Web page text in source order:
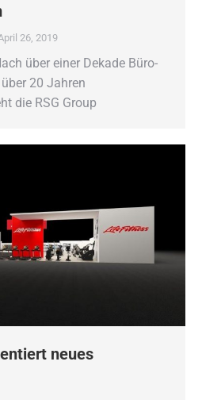
26, 2019
über einer Dekade Büro-
20 Jahren
die RSG Group
neues